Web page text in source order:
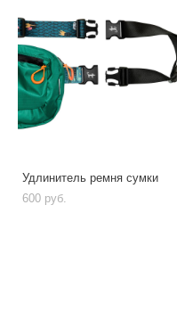
Удлинитель ремня сумки
600 pуб.